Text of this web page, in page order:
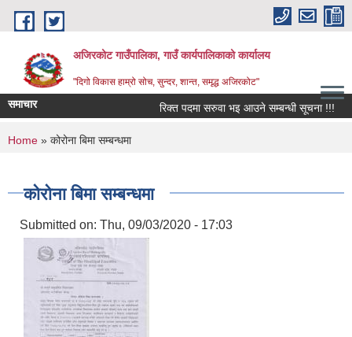
Skip to main content
अजिरकोट गाउँपालिका, गाउँ कार्यपालिकाको कार्यालय
"दिगो विकास हाम्रो सोच, सुन्दर, शान्त, समृद्ध अजिरकोट"
समाचार रिक्त पदमा सरुवा भइ आउने सम्बन्धी सूचना !!!
You are here
Home » कोरोना बिमा सम्बन्धमा
कोरोना बिमा सम्बन्धमा
Submitted on: Thu, 09/03/2020 - 17:03